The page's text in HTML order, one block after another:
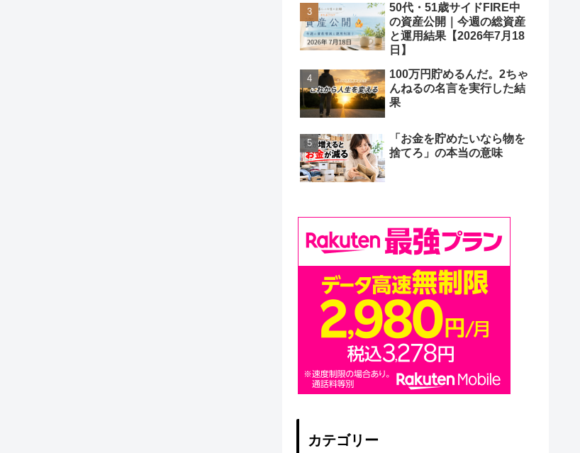
50代・51歳サイドFIRE中
の資産公開｜今週の総資産
と運用結果【2026年7月18
日】
100万円貯めるんだ。2ちゃ
んねるの名言を実行した結
果
「お金を貯めたいなら物を
捨てろ」の本当の意味
カテゴリー